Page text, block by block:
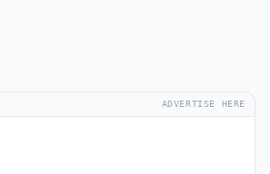
ADVERTISE HERE